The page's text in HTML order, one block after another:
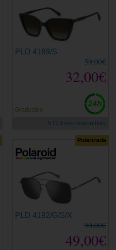
PLD 4189/S
59,00€
32,00€
Graduable
5 Colores disponibles
Polarizada
PLD 4192/G/S/X
90,00€
49,00€